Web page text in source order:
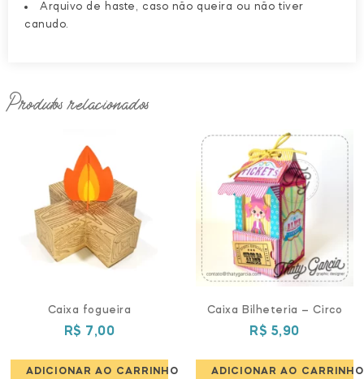
Arquivo de haste, caso não queira ou não tiver
canudo.
Produtos relacionados
Caixa fogueira
R$ 7,00
ADICIONAR AO CARRINHO
Caixa Bilheteria – Circo
R$ 5,90
ADICIONAR AO CARRINHO